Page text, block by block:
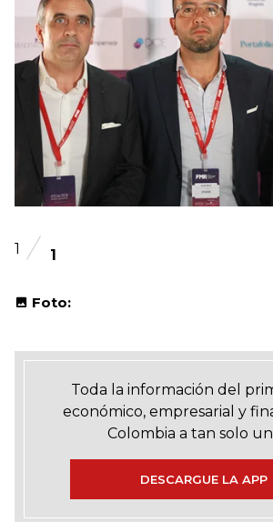
1 1
Foto:
Toda la información del
económico, empresarial y
Colombia a tan solo
DESCARGUE LA APP